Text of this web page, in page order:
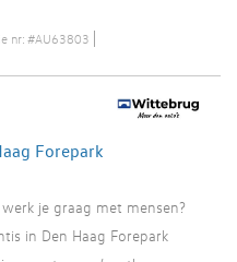
nr:#AU63803
Forepark
je graag met mensen?
in Den Haag Forepark